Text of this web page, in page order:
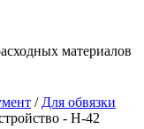
материалов
/ Для обвязки
- H-42